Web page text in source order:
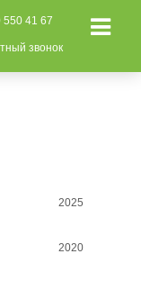
550 41 67
звонок
2025
2020